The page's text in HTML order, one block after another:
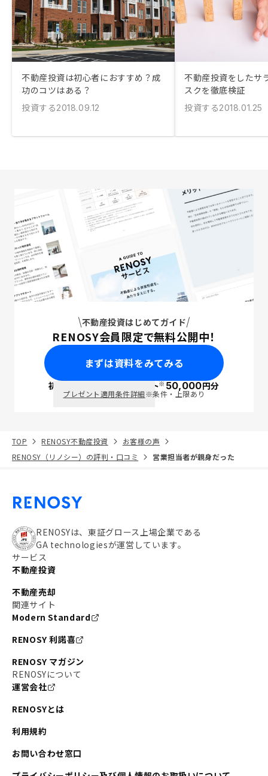
不動産投資は初心者におすすめ？成
功のコツはある？
投資する2018.09.12
不動産投資をしたサ
スクを徹底検証
投資する2018.01.25
不動産投資はじめてガイド
RENOSY会員限定で無料公開中！
まずは資料をみてみる
初回面談で ポイント※50,000円分
プレゼント適用条件詳細※条件・上限あり
TOP RENOSY不動産投資
お客様の声
RENOSY（リノシー）の評判・口コミ
営業担当者が親身だった
RENOSYは、東証グロース上場企業である
GA technologiesが運営しています。
サービス
不動産投資
不動産売却
関連サイト
Modern Standard
RENOSY 利諾喜
RENOSY マガジン
RENOSYについて
運営会社
RENOSYとは
利用規約
お問い合わせ窓口